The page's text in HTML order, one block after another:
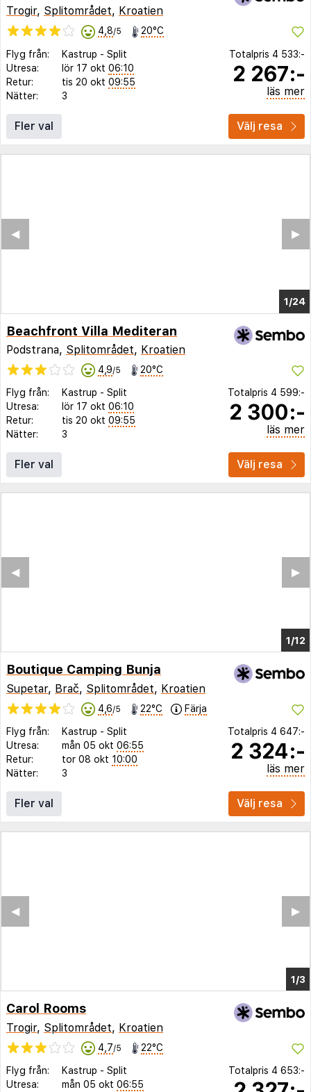
Trogir, Splitområdet, Kroatien
4,8/5 20°C
Flyg från: Kastrup - Split
Utresa:
lör 17 okt 06:10
Retur:
tis 20 okt 09:55
Nätter:
3
Totalpris 4 533:-
2 267:-
läs mer
Fler val Välj resa
1/20
▶︎
◀︎
Beachfront Villa Mediteran
Podstrana, Splitområdet, Kroatien
4,9/5 20°C
Flyg från: Kastrup - Split
Utresa:
lör 17 okt 06:10
Retur:
tis 20 okt 09:55
Nätter:
3
Totalpris 4 599:-
2 300:-
läs mer
Fler val Välj resa
1/8
▶︎
◀︎
Boutique Camping Bunja
Supetar, Brač, Splitområdet, Kroatien
4,6/5 22°C Färja
Flyg från: Kastrup - Split
Utresa:
mån 05 okt 06:55
Retur:
tor 08 okt 10:00
Nätter:
3
Totalpris 4 647:-
2 324:-
läs mer
Fler val Välj resa
Carol Rooms
Trogir, Splitområdet, Kroatien
4,7/5 22°C
Flyg från: Kastrup - Split
Utresa:
mån 05 okt 06:55
Totalpris 4 653:-